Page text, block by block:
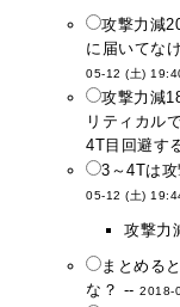
攻撃力減
に届いてな
05-12 (土)
攻撃力減
リティカル
4T目回避す
3～4Tは
05-12 (土)
攻撃力
まとめる
な？ --2018-